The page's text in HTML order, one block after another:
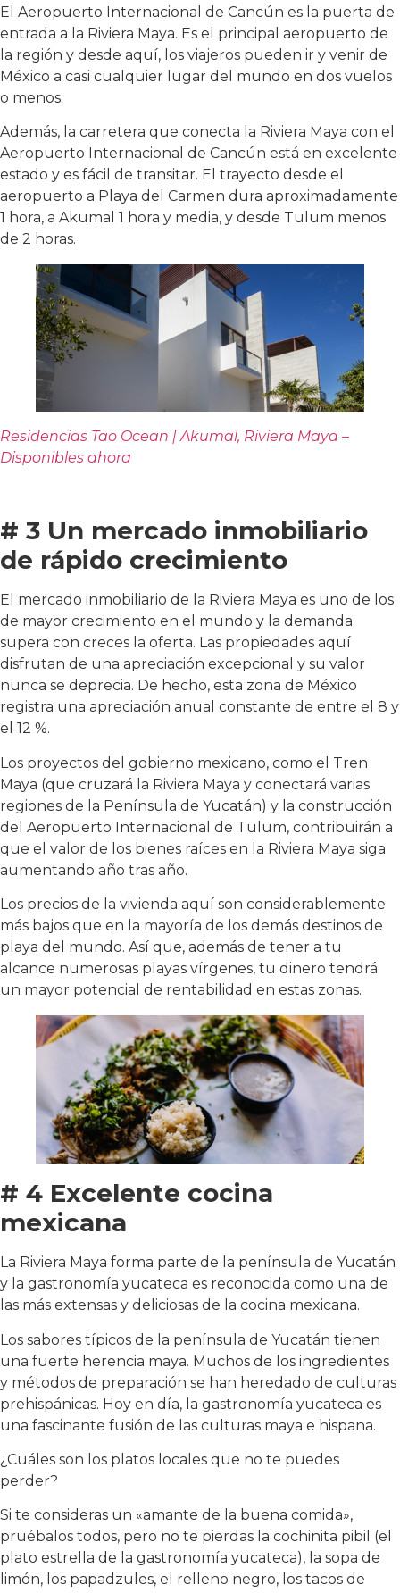
El Aeropuerto Internacional de Cancún es la puerta de
entrada a la Riviera Maya. Es el principal aeropuerto de
la región y desde aquí, los viajeros pueden ir y venir de
México a casi cualquier lugar del mundo en dos vuelos
o menos.
Además, la carretera que conecta la Riviera Maya con el
Aeropuerto Internacional de Cancún está en excelente
estado y es fácil de transitar. El trayecto desde el
aeropuerto a Playa del Carmen dura aproximadamente
1 hora, a Akumal 1 hora y media, y desde Tulum menos
de 2 horas.
Residencias Tao Ocean | Akumal, Riviera Maya –
Disponibles ahora
# 3 Un mercado inmobiliario
de rápido crecimiento
El mercado inmobiliario de la Riviera Maya es uno de los
de mayor crecimiento en el mundo y la demanda
supera con creces la oferta. Las propiedades aquí
disfrutan de una apreciación excepcional y su valor
nunca se deprecia. De hecho, esta zona de México
registra una apreciación anual constante de entre el 8 y
el 12 %.
Los proyectos del gobierno mexicano, como el Tren
Maya (que cruzará la Riviera Maya y conectará varias
regiones de la Península de Yucatán) y la construcción
del Aeropuerto Internacional de Tulum, contribuirán a
que el valor de los bienes raíces en la Riviera Maya siga
aumentando año tras año.
Los precios de la vivienda aquí son considerablemente
más bajos que en la mayoría de los demás destinos de
playa del mundo. Así que, además de tener a tu
alcance numerosas playas vírgenes, tu dinero tendrá
un mayor potencial de rentabilidad en estas zonas.
# 4 Excelente cocina
mexicana
La Riviera Maya forma parte de la península de Yucatán
y la gastronomía yucateca es reconocida como una de
las más extensas y deliciosas de la cocina mexicana.
Los sabores típicos de la península de Yucatán tienen
una fuerte herencia maya. Muchos de los ingredientes
y métodos de preparación se han heredado de culturas
prehispánicas. Hoy en día, la gastronomía yucateca es
una fascinante fusión de las culturas maya e hispana.
¿Cuáles son los platos locales que no te puedes
perder?
Si te consideras un «amante de la buena comida»,
pruébalos todos, pero no te pierdas la cochinita pibil (el
plato estrella de la gastronomía yucateca), la sopa de
limón, los papadzules, el relleno negro, los tacos de